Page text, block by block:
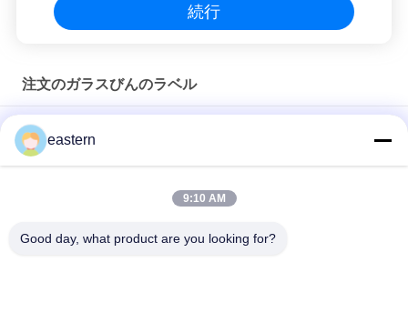
続行
注文のガラスびんのラベル
Sus 250 10ml ガラスバイアルラベル
10mlボトルのための個別ラベル
HG H 100IU 10 バイアル ラベル ソマトロピン 1 バイアル ラベル
eastern
9:10 AM
Good day, what product are you looking for?